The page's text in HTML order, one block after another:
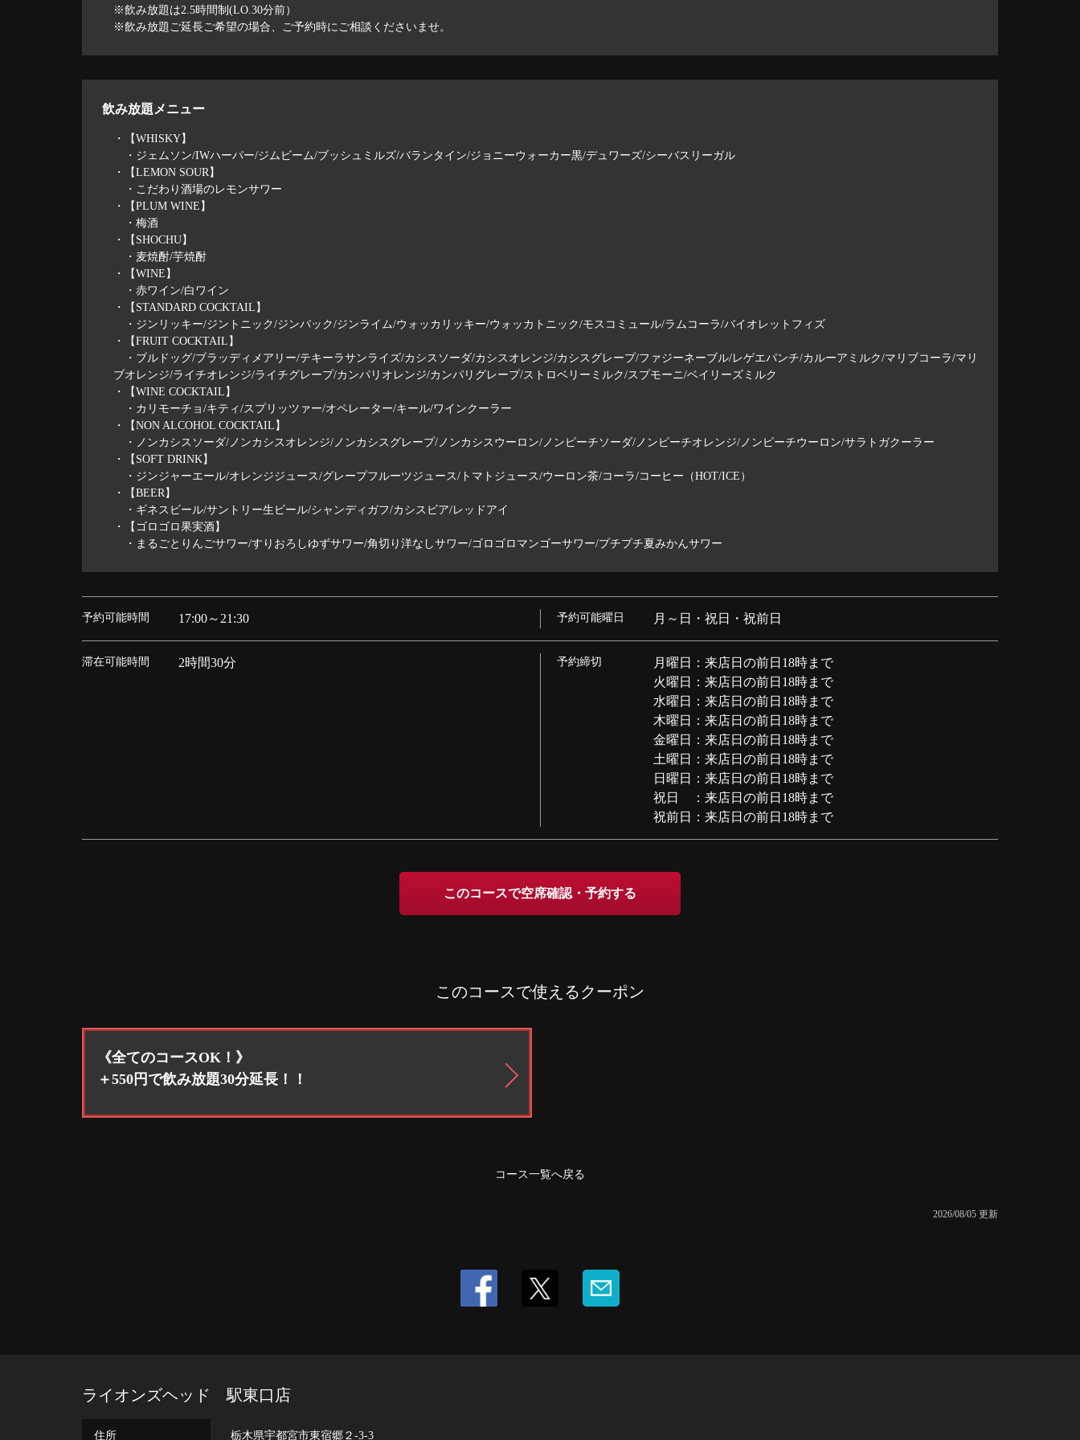
※飲み放題は2.5時間制(LO.30分前）
※飲み放題ご延長ご希望の場合、ご予約時にご相談くださいませ。
飲み放題メニュー
・【WHISKY】
・ジェムソン/IWハーパー/ジムビーム/ブッシュミルズ/バランタイン/ジョニーウォーカー黒/デュワーズ/シーバスリーガル
・【LEMON SOUR】
・こだわり酒場のレモンサワー
・【PLUM WINE】
・梅酒
・【SHOCHU】
・麦焼酎/芋焼酎
・【WINE】
・赤ワイン/白ワイン
・【STANDARD COCKTAIL】
・ジンリッキー/ジントニック/ジンバック/ジンライム/ウォッカリッキー/ウォッカトニック/モスコミュール/ラムコーラ/バイオレットフィズ
・【FRUIT COCKTAIL】
・ブルドッグ/ブラッディメアリー/テキーラサンライズ/カシスソーダ/カシスオレンジ/カシスグレープ/ファジーネーブル/レゲエパンチ/カルーアミルク/マリブコーラ/マリ
ブオレンジ/ライチオレンジ/ライチグレープ/カンパリオレンジ/カンパリグレープ/ストロベリーミルク/スプモーニ/ベイリーズミルク
・【WINE COCKTAIL】
・カリモーチョ/キティ/スプリッツァー/オペレーター/キール/ワインクーラー
・【NON ALCOHOL COCKTAIL】
・ノンカシスソーダ/ノンカシスオレンジ/ノンカシスグレープ/ノンカシスウーロン/ノンピーチソーダ/ノンピーチオレンジ/ノンピーチウーロン/サラトガクーラー
・【SOFT DRINK】
・ジンジャーエール/オレンジジュース/グレープフルーツジュース/トマトジュース/ウーロン茶/コーラ/コーヒー（HOT/ICE）
・【BEER】
・ギネスビール/サントリー生ビール/シャンディガフ/カシスビア/レッドアイ
・【ゴロゴロ果実酒】
・まるごとりんごサワー/すりおろしゆずサワー/角切り洋なしサワー/ゴロゴロマンゴーサワー/プチプチ夏みかんサワー
予約可能時間 17:00～21:30 予約可能曜日 月～日・祝日・祝前日
滞在可能時間 2時間30分 予約締切
月曜日：来店日の前日18時まで
火曜日：来店日の前日18時まで
水曜日：来店日の前日18時まで
木曜日：来店日の前日18時まで
金曜日：来店日の前日18時まで
土曜日：来店日の前日18時まで
日曜日：来店日の前日18時まで
祝日 ：来店日の前日18時まで
祝前日：来店日の前日18時まで
このコースで空席確認・予約する
このコースで使えるクーポン
《全てのコースOK！》
＋550円で飲み放題30分延長！！
コース一覧へ戻る
2026/08/05 更新
ライオンズヘッド 駅東口店
住所 栃木県宇都宮市東宿郷２-3-3